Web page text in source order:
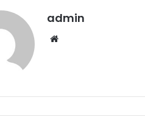
admin
Website